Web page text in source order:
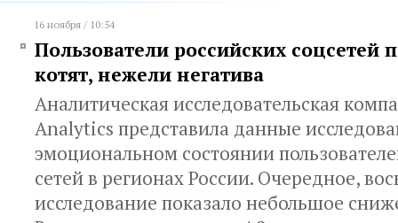
16 ноября / 10:54
Пользователи российских соцсетей
котят, нежели негатива
Аналитическая исследовательская
Analytics представила данные
эмоциональном состоянии
сетей в регионах России. Очередное,
исследование показало небольшое